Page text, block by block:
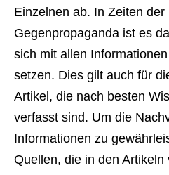
Einzelnen ab. In Zeiten der
Gegenpropaganda ist es
sich mit allen
setzen. Dies gilt auch für
Artikel, die nach besten
verfasst sind. Um die
Informationen zu
Quellen, die in den